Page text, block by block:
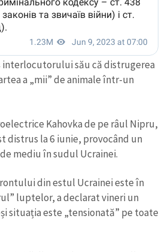
interlocutorului său că distrugerea
a „mii” de animale într-un
Kahovka de pe râul Nipru,
distrus la 6 iunie, provocând un
mediu în sudul Ucrainei.
din estul Ucrainei este în
luptelor, a declarat vineri un
situația este „tensionată” pe toate